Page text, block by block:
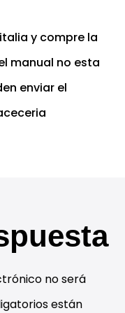
y compre la
manual no esta
enviar el
no será
están